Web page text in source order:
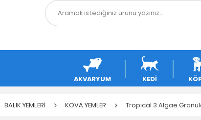
AKVARYUM KEDİ
BALIK YEMLERİ KOVA YEMLER Tropical 3 Algae